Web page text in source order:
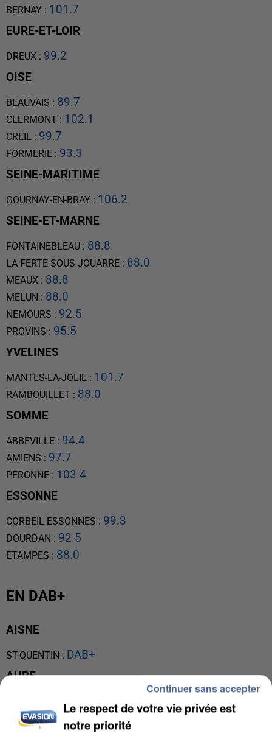
BERNAY : 101.7
EURE-ET-LOIR
DREUX : 99.2
OISE
BEAUVAIS : 89.7
CLERMONT : 102.1
CREIL : 99.7
FORMERIE : 93.3
SEINE-MARITIME
GOURNAY-EN-BRAY : 106.2
SEINE-ET-MARNE
FONTAINEBLEAU : 88.8
LA FERTE SOUS JOUARRE : 88.0
MEAUX : 88.8
MELUN : 88.0
NEMOURS : 92.5
PROVINS : 95.5
YVELINES
MANTES-LA-JOLIE : 101.7
RAMBOUILLET : 88.0
SOMME
ABBEVILLE : 94.4
AMIENS : 97.7
PERONNE : 103.4
ESSONNE
CORBEIL ESSONNES : 99.3
DOURDAN : 92.5
ETAMPES : 88.0
EN DAB+
AISNE
ST-QUENTIN : DAB+
AUBE
DAB+
EURE
Le respect de votre vie privée est
notre priorité
Continuer sans accepter